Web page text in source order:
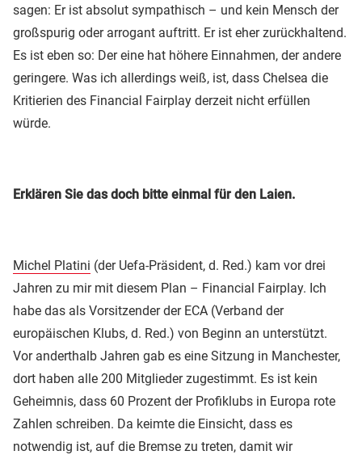
sagen: Er ist absolut sympathisch – und kein Mensch der
großspurig oder arrogant auftritt. Er ist eher zurückhaltend.
Es ist eben so: Der eine hat höhere Einnahmen, der andere
geringere. Was ich allerdings weiß, ist, dass Chelsea die
Kritierien des Financial Fairplay derzeit nicht erfüllen
würde.
Erklären Sie das doch bitte einmal für den Laien.
Michel Platini (der Uefa-Präsident, d. Red.) kam vor drei
Jahren zu mir mit diesem Plan – Financial Fairplay. Ich
habe das als Vorsitzender der ECA (Verband der
europäischen Klubs, d. Red.) von Beginn an unterstützt.
Vor anderthalb Jahren gab es eine Sitzung in Manchester,
dort haben alle 200 Mitglieder zugestimmt. Es ist kein
Geheimnis, dass 60 Prozent der Profiklubs in Europa rote
Zahlen schreiben. Da keimte die Einsicht, dass es
notwendig ist, auf die Bremse zu treten, damit wir